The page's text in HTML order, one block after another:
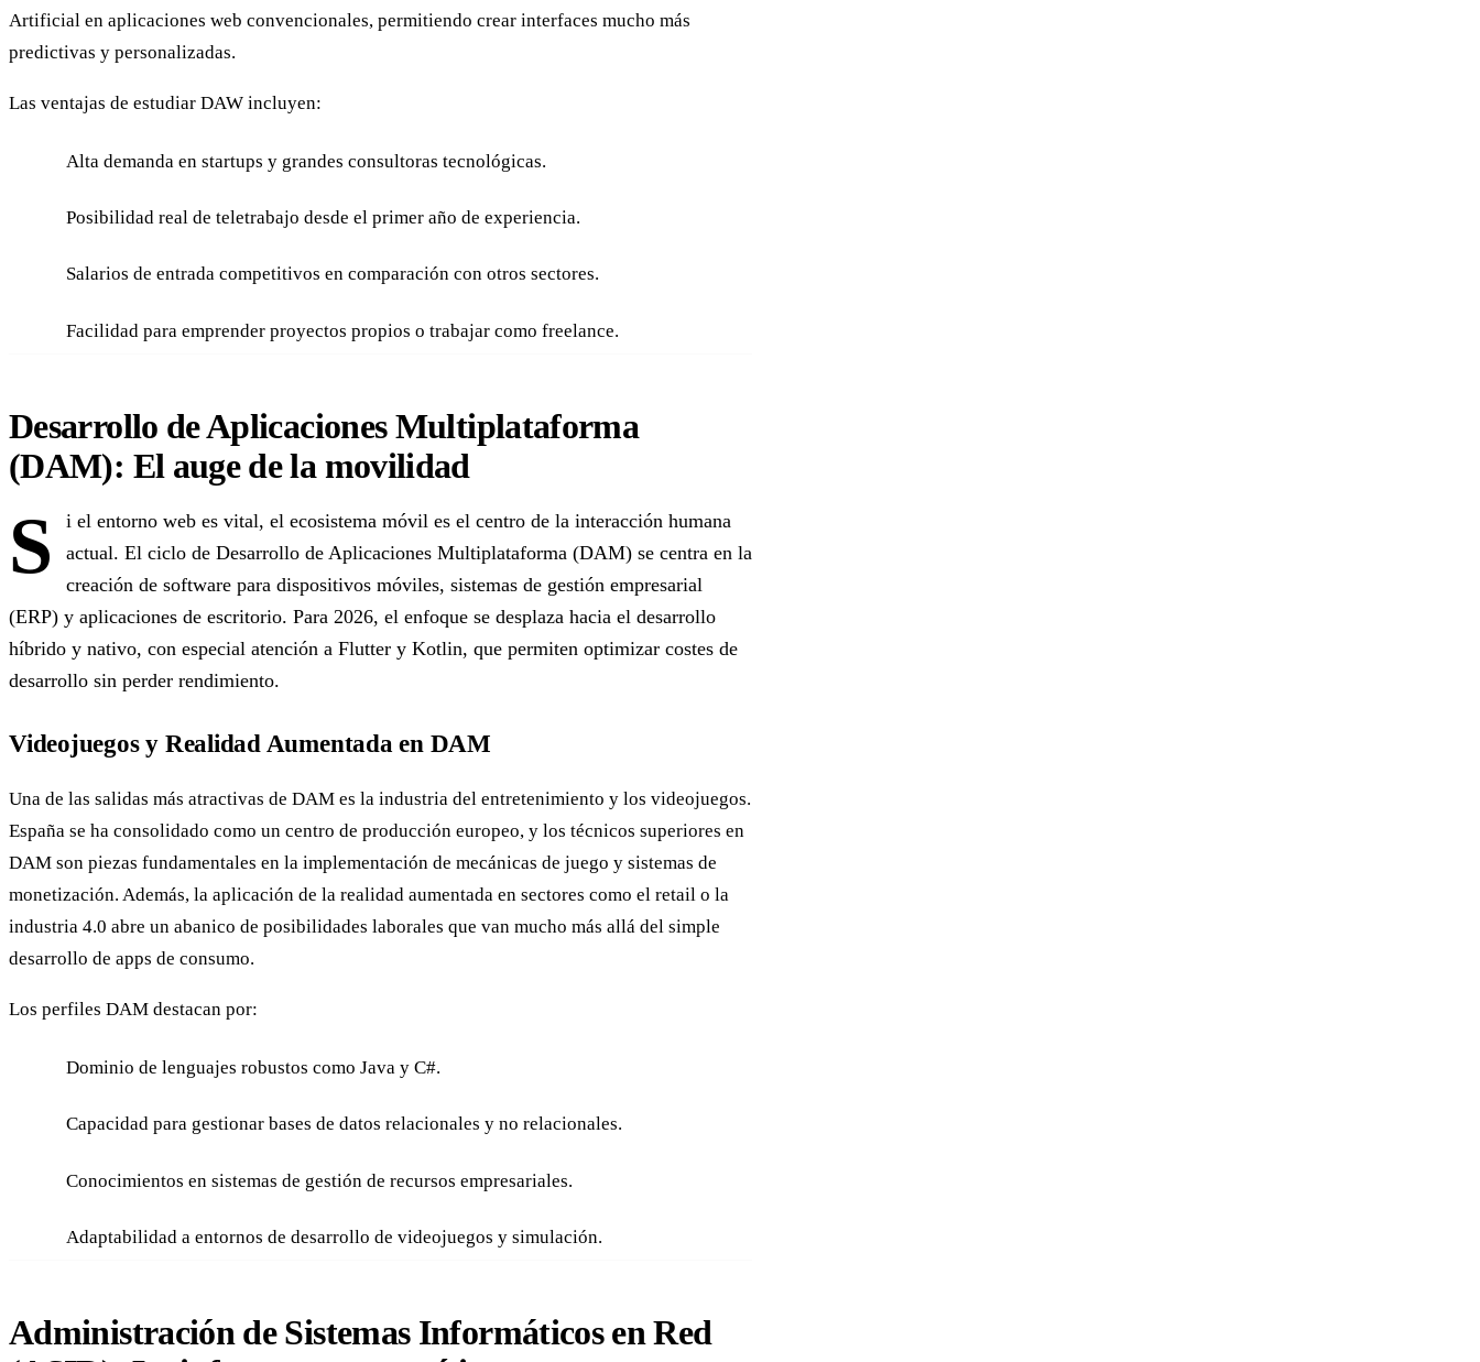
Artificial en aplicaciones web convencionales, permitiendo crear interfaces mucho más
predictivas y personalizadas.
Las ventajas de estudiar DAW incluyen:
Alta demanda en startups y grandes consultoras tecnológicas.
Posibilidad real de teletrabajo desde el primer año de experiencia.
Salarios de entrada competitivos en comparación con otros sectores.
Facilidad para emprender proyectos propios o trabajar como freelance.
Desarrollo de Aplicaciones Multiplataforma
(DAM): El auge de la movilidad
S
i el entorno web es vital, el ecosistema móvil es el centro de la interacción humana
actual. El ciclo de Desarrollo de Aplicaciones Multiplataforma (DAM) se centra en la
creación de software para dispositivos móviles, sistemas de gestión empresarial
(ERP) y aplicaciones de escritorio. Para 2026, el enfoque se desplaza hacia el desarrollo
híbrido y nativo, con especial atención a Flutter y Kotlin, que permiten optimizar costes de
desarrollo sin perder rendimiento.
Videojuegos y Realidad Aumentada en DAM
Una de las salidas más atractivas de DAM es la industria del entretenimiento y los videojuegos.
España se ha consolidado como un centro de producción europeo, y los técnicos superiores en
DAM son piezas fundamentales en la implementación de mecánicas de juego y sistemas de
monetización. Además, la aplicación de la realidad aumentada en sectores como el retail o la
industria 4.0 abre un abanico de posibilidades laborales que van mucho más allá del simple
desarrollo de apps de consumo.
Los perfiles DAM destacan por:
Dominio de lenguajes robustos como Java y C#.
Capacidad para gestionar bases de datos relacionales y no relacionales.
Conocimientos en sistemas de gestión de recursos empresariales.
Adaptabilidad a entornos de desarrollo de videojuegos y simulación.
Administración de Sistemas Informáticos en Red